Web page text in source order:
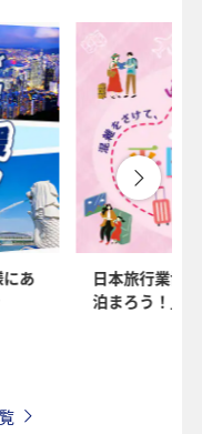
ついて
もおトクな運賃となりま
あります。[検索する]ボタ
。
となります。空席照会
航空保険特別料金、その
時に再計算するため、変
あ
日本旅行業協
泊まろう！」